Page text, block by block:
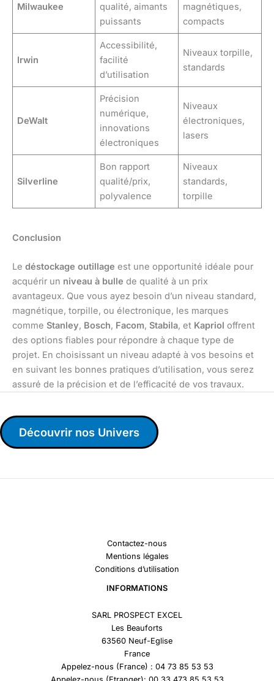
Milwaukee
qualité, aimants
puissants
magnétiques,
compacts
Irwin
Accessibilité,
facilité
d’utilisation
Niveaux torpille,
standards
DeWalt
Précision
numérique,
innovations
électroniques
Niveaux
électroniques,
lasers
Silverline
Bon rapport
qualité/prix,
polyvalence
Niveaux
standards,
torpille
Conclusion
Le déstockage outillage est une opportunité idéale pour
acquérir un niveau à bulle de qualité à un prix
avantageux. Que vous ayez besoin d’un niveau standard,
magnétique, torpille, ou électronique, les marques
comme Stanley, Bosch, Facom, Stabila, et Kapriol offrent
des options fiables pour répondre à chaque type de
projet. En choisissant un niveau adapté à vos besoins et
en suivant les bonnes pratiques d’utilisation, vous serez
assuré de la précision et de l’efficacité de vos travaux.
Découvrir nos Univers
Contactez-nous
Mentions légales
Conditions d’utilisation
INFORMATIONS
SARL PROSPECT EXCEL
Les Beauforts
63560 Neuf-Eglise
France
Appelez-nous (France) : 04 73 85 53 53